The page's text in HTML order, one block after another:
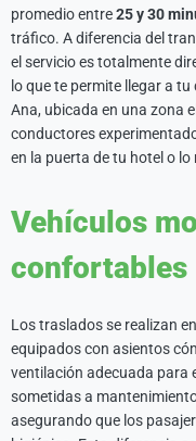
promedio entre25 y 30
tráfico. A diferencia del
el servicio es totalmente
lo que te permite llegar a
Ana, ubicada en una zona
conductores
en la puerta de tu hotel o lo
Vehículos
confortables
Los traslados se realizan
equipados con asientos
ventilación adecuada para
sometidas a
asegurando que los